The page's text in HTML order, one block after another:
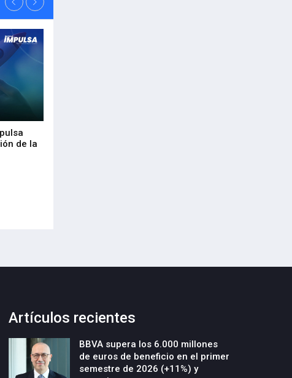
de la
Artículos recientes
BBVA supera los 6.000 millones
de euros de beneficio en el primer
semestre de 2026 (+11%) y